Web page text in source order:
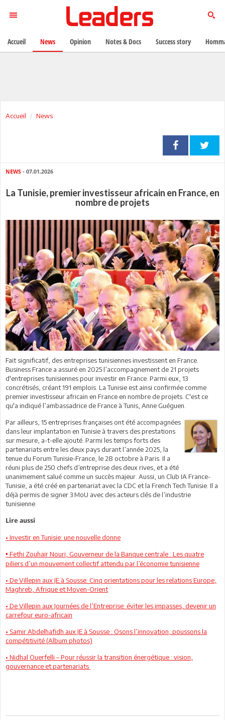
Accueil News
NEWS - 07.01.2026
La Tunisie, premier investisseur africain en France, en
nombre de projets
Fait significatif, des entreprises tunisiennes investissent en France.
Business France a assuré en 2025 l’accompagnement de 21 projets
d'entreprises tunisiennes pour investir en France. Parmi eux, 13
concrétisés, créant 191 emplois. La Tunisie est ainsi confirmée comme
premier investisseur africain en France en nombre de projets. C'est ce
qu'a indiqué l’ambassadrice de France à Tunis, Anne Guéguen.
Par ailleurs, 15 entreprises françaises ont été accompagnées
dans leur implantation en Tunisie à travers des prestations
sur mesure, a-t-elle ajouté. Parmi les temps forts des
partenariats entre les deux pays durant l’année 2025, la
tenue du Forum Tunisie-France, le 28 octobre à Paris. Il a
réuni plus de 250 chefs d’entreprise des deux rives, et a été
unanimement salué comme un succès majeur. Aussi, un Club IA France-
Tunisie, a été créé en partenariat avec la CDC et la French Tech Tunisie. Il a
déjà permis de signer 3 MoU avec des acteurs clés de l’industrie
tunisienne.
Lire aussi
• Investir en Tunisie: une nouvelle donne
• Fethi Zouhaïr Nouri, Gouverneur de la Banque centrale : Les quatre
piliers d’un mouvement collectif attendu par l’économie tunisienne
• De Villepin aux JE à Sousse: Cinq orientations pour les relations Europe,
Maghreb, Afrique et Moyen-Orient
• De Villepin aux Journées de l’Entreprise: éviter les impasses, devenir un
carrefour euro-africain
• Samir Abdelhafidh aux JE à Sousse : Osons l’innovation, poussons la
compétitivité (Album photos)
• Nidhal Ouerfelli – Pour réussir la transition énergétique : vision,
gouvernance et partenariats
Accueil News Opinion Notes & Docs Success story